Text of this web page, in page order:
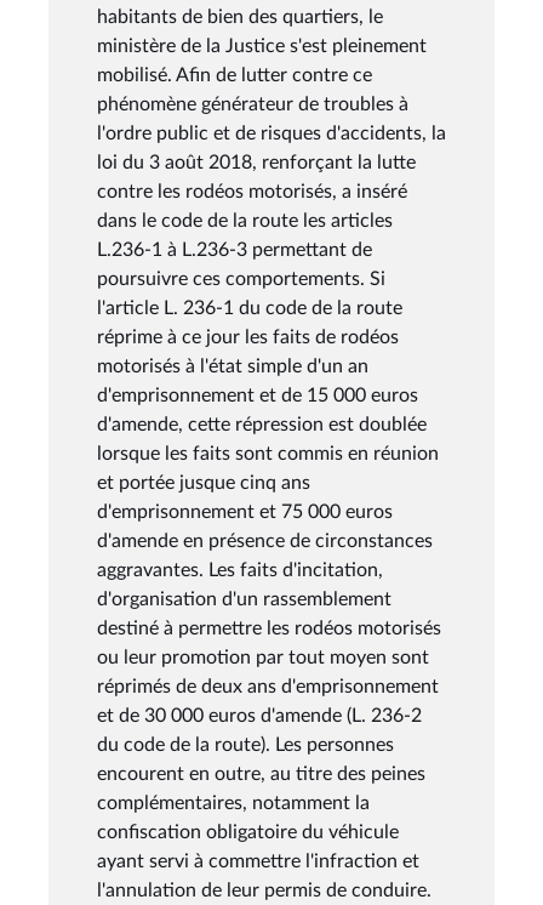
habitants de bien des quartiers, le
ministère de la Justice s'est pleinement
mobilisé. Afin de lutter contre ce
phénomène générateur de troubles à
l'ordre public et de risques d'accidents, la
loi du 3 août 2018, renforçant la lutte
contre les rodéos motorisés, a inséré
dans le code de la route les articles
L.236-1 à L.236-3 permettant de
poursuivre ces comportements. Si
l'article L. 236-1 du code de la route
réprime à ce jour les faits de rodéos
motorisés à l'état simple d'un an
d'emprisonnement et de 15 000 euros
d'amende, cette répression est doublée
lorsque les faits sont commis en réunion
et portée jusque cinq ans
d'emprisonnement et 75 000 euros
d'amende en présence de circonstances
aggravantes. Les faits d'incitation,
d'organisation d'un rassemblement
destiné à permettre les rodéos motorisés
ou leur promotion par tout moyen sont
réprimés de deux ans d'emprisonnement
et de 30 000 euros d'amende (L. 236-2
du code de la route). Les personnes
encourent en outre, au titre des peines
complémentaires, notamment la
confiscation obligatoire du véhicule
ayant servi à commettre l'infraction et
l'annulation de leur permis de conduire.